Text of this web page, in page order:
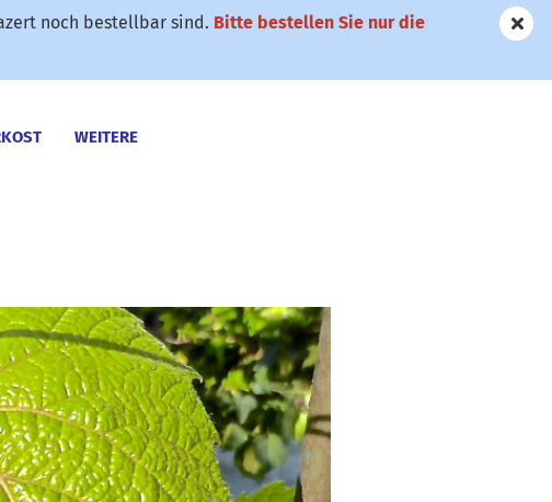
noch bestellbar sind. Bitte bestellen Sie nur die
WEITERE